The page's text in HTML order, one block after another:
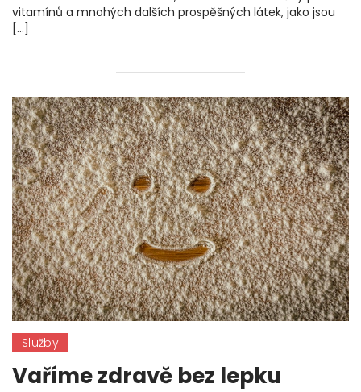
vitamínů a mnohých dalších prospěšných látek, jako jsou
[…]
Služby
Vaříme zdravě bez lepku